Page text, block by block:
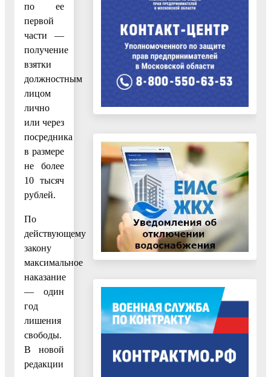
по ее
первой
части —
получение
взятки
должностным
лицом
лично
или через
посредника
в размере
не более
10 тысяч
рублей.
По
действующему
закону
максимальное
наказание
— один
год
лишения
свободы.
В новой
редакции